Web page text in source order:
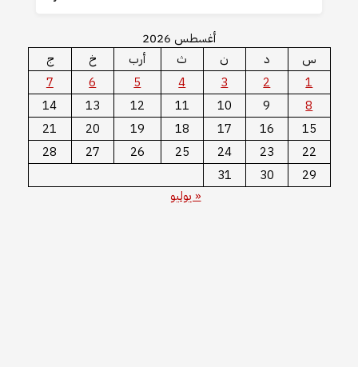
أغسطس 2026
س
د ن ث أرب خ
ج
1
2
3
4
5
6
7
8
9
10
11
12
13
14
15
16
17
18
19
20
21
22
23
24
25
26
27
28
29
30
31
« يوليو